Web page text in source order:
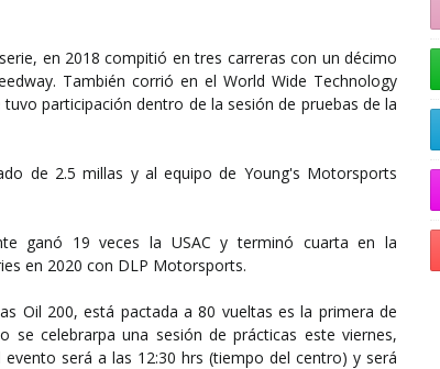
en 2018 compitió en tres carreras con un décimo
También corrió en el World Wide Technology
participación dentro de la sesión de pruebas de la
de 2.5 millas y al equipo de Young's Motorsports
ganó 19 veces la USAC y terminó cuarta en la
en 2020 con DLP Motorsports.
Oil 200, está pactada a 80 vueltas es la primera de
celebrarpa una sesión de prácticas este viernes,
será a las 12:30 hrs (tiempo del centro) y será